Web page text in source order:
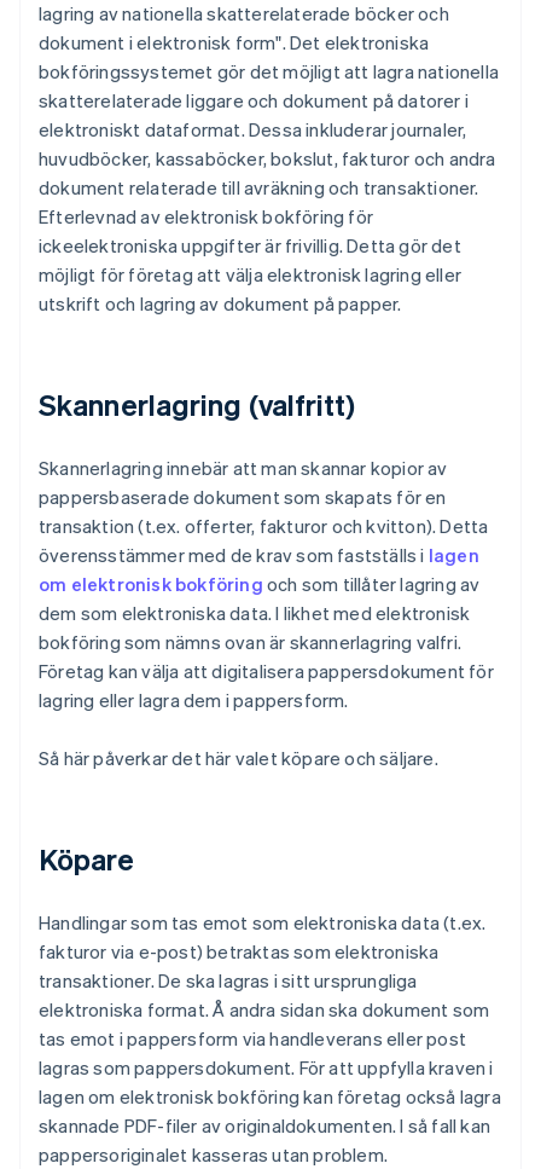
lagring av nationella skatterelaterade böcker och
dokument i elektronisk form". Det elektroniska
bokföringssystemet gör det möjligt att lagra nationella
skatterelaterade liggare och dokument på datorer i
elektroniskt dataformat. Dessa inkluderar journaler,
huvudböcker, kassaböcker, bokslut, fakturor och andra
dokument relaterade till avräkning och transaktioner.
Efterlevnad av elektronisk bokföring för
ickeelektroniska uppgifter är frivillig. Detta gör det
möjligt för företag att välja elektronisk lagring eller
utskrift och lagring av dokument på papper.
Skannerlagring (valfritt)
Skannerlagring innebär att man skannar kopior av
pappersbaserade dokument som skapats för en
transaktion (t.ex. offerter, fakturor och kvitton). Detta
överensstämmer med de krav som fastställs i lagen
om elektronisk bokföring och som tillåter lagring av
dem som elektroniska data. I likhet med elektronisk
bokföring som nämns ovan är skannerlagring valfri.
Företag kan välja att digitalisera pappersdokument för
lagring eller lagra dem i pappersform.
Så här påverkar det här valet köpare och säljare.
Köpare
Handlingar som tas emot som elektroniska data (t.ex.
fakturor via e-post) betraktas som elektroniska
transaktioner. De ska lagras i sitt ursprungliga
elektroniska format. Å andra sidan ska dokument som
tas emot i pappersform via handleverans eller post
lagras som pappersdokument. För att uppfylla kraven i
lagen om elektronisk bokföring kan företag också lagra
skannade PDF-filer av originaldokumenten. I så fall kan
pappersoriginalet kasseras utan problem.